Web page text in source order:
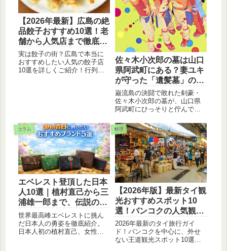
【2026年最新】広島の絶
品餃子おすすめ10選！老
舗から人気店まで徹底紹
介
実は餃子の街？広島で本当に
おすすめしたい人気の餃子店
10選を詳しくご紹介！行列必
立てください。
佐々木小次郎の墓は山口
県阿武町にある？妻ユキ
が守った「遺髪墓」の伝
説とアクセスを解説
巌流島の決闘で敗れた剣豪・
佐々木小次郎の墓が、山口県
阿武町にひっそりと佇んでい
が夫の遺髪を抱いて逃れ、建
立したと伝えられる伝説の
地。墓石に刻まれた名前の秘
密や、キリシタンにまつわる
背景、現地へのアクセス方法
を詳しく紹介します。
コラム
エベレスト登頂した日本
人10選｜植村直己から三
浦雄一郎まで、伝説の挑
戦者たち
世界最高峰エベレストに挑ん
だ日本人の勇姿を徹底紹介。
日本人初の植村直己、女性初
料理
【2026年版】最新タイ観
光おすすめスポット10
選！バンコクの人気観光
地を厳選紹介。
2026年最新のタイ旅行ガイ
ド！バンコクを中心に、外せ
ない王道観光スポット10選を